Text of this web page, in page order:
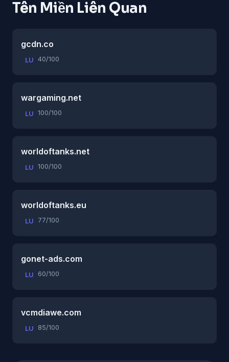
Tên Miền Liên Quan
gcdn.co
LU 40/100
wargaming.net
LU 100/100
worldoftanks.net
LU 100/100
worldoftanks.eu
LU 77/100
gonet-ads.com
LU 60/100
vcmdiawe.com
LU 85/100